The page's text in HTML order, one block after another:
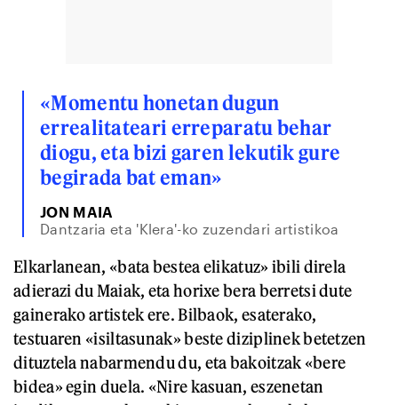
«Momentu honetan dugun
errealitateari erreparatu behar
diogu, eta bizi garen lekutik gure
begirada bat eman»
JON MAIA
Dantzaria eta 'Klera'-ko zuzendari artistikoa
Elkarlanean, «bata bestea elikatuz» ibili direla
adierazi du Maiak, eta horixe bera berretsi dute
gainerako artistek ere. Bilbaok, esaterako,
testuaren «isiltasunak» beste diziplinek betetzen
dituztela nabarmendu du, eta bakoitzak «bere
bidea» egin duela. «Nire kasuan, eszenetan